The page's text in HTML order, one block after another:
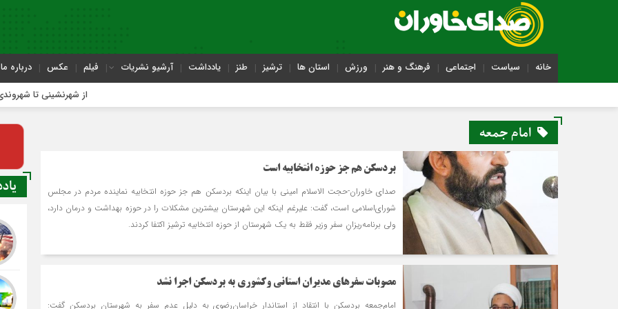
خانه سیاست اجتماعی فرهنگ و هنر ورزش استان ها ترشیز طنز یادداشت آرشیو نشریات فیلم عکس
درباره ما
از شهرنشینی تا شهروندی
امام جمعه
بردسکن هم جز حوزه انتخابیه است
صدای خاوران-حجت ‏الاسلام امینی با بیان این‏که بردسکن هم جز حوزه انتخابیه نماینده مردم در مجلس
شورای‌اسلامی است، گفت: علی‏رغم این‏که این شهرستان بیشترین مشکلات را در حوزه بهداشت و درمان دارد،
ولی برنامه‌ریزانِ سفر وزیر فقط به یک شهرستان از حوزه انتخابیه ترشیز اکتفا کردند.
مصوبات سفرهای مدیران استانی وکشوری به بردسکن اجرا نشد
امام‌جمعه بردسکن با انتقاد از استاندار خراسان‌رضوی به دلیل عدم سفر به شهرستان بردسکن گفت: